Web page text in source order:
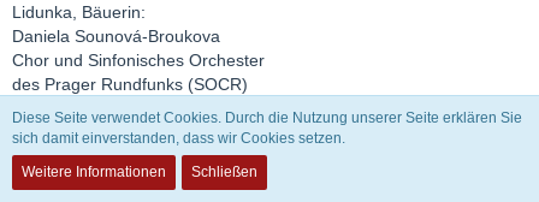
Lidunka, Bäuerin:
Daniela Sounová-Broukova
Chor und Sinfonisches Orchester
des Prager Rundfunks (SOCR)
Leitung: Jaroslav Krombholc
Zitat
Diese Seite verwendet Cookies. Durch die Nutzung unserer Seite erklären Sie
sich damit einverstanden, dass wir Cookies setzen.
Weitere Informationen
Schließen